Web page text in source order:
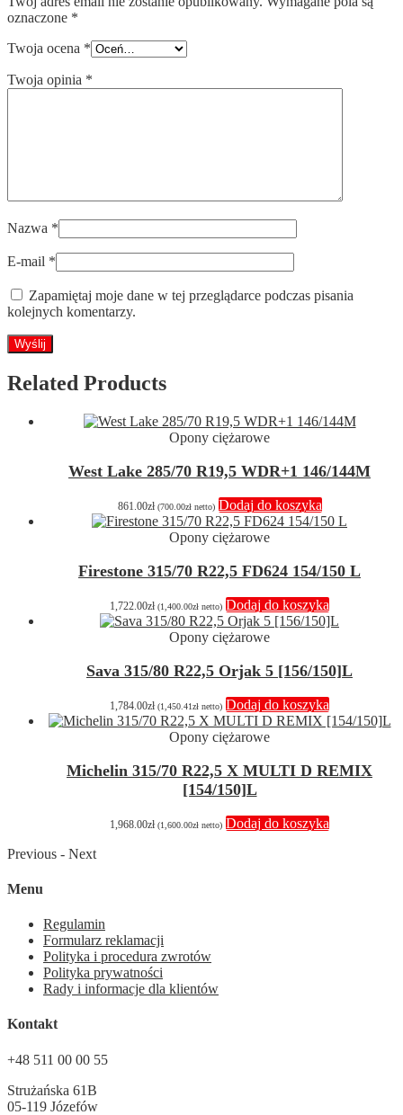
oznaczone *
Twoja ocena *
Twoja opinia *
Nazwa *
E-mail *
Zapamiętaj moje dane w tej przeglądarce podczas pisania
kolejnych komentarzy.
Related Products
Opony ciężarowe
West Lake 285/70 R19,5 WDR+1 146/144M
861.00zł (700.00złnetto) Dodaj do koszyka
Opony ciężarowe
Firestone 315/70 R22,5 FD624 154/150 L
1,722.00zł (1,400.00zł netto) Dodaj do koszyka
Opony ciężarowe
Sava 315/80 R22,5 Orjak 5 [156/150]L
1,784.00zł (1,450.41zł netto) Dodaj do koszyka
Opony ciężarowe
Michelin 315/70 R22,5 X MULTI D REMIX
[154/150]L
1,968.00zł (1,600.00zł netto) Dodaj do koszyka
Previous - Next
Menu
Regulamin
Formularz reklamacji
Polityka i procedura zwrotów
Polityka prywatności
Rady i informacje dla klientów
Kontakt
+48 511 00 00 55
Strużańska 61B
05-119 Józefów